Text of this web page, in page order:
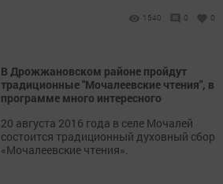
1540 0 0
В Дрожжановском районе пройдут
традиционные "Мочалеевские чтения", в
программе много интересного
20 августа 2016 года в селе Мочалей
состоится традиционный духовный сбор
«Мочалеевские чтения».